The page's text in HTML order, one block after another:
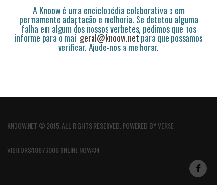
A Knoow é uma enciclopédia colaborativa e em
permamente adaptação e melhoria. Se detetou alguma
falha em algum dos nossos verbetes, pedimos que nos
informe para o mail geral@knoow.netpara que possamos
verificar. Ajude-nos a melhorar.
KNOOW.NET © 2015. ALL RIGHTS RESERVED. POWERED BYVERSE
VISITORS:18876006 ONLINE NOW:34